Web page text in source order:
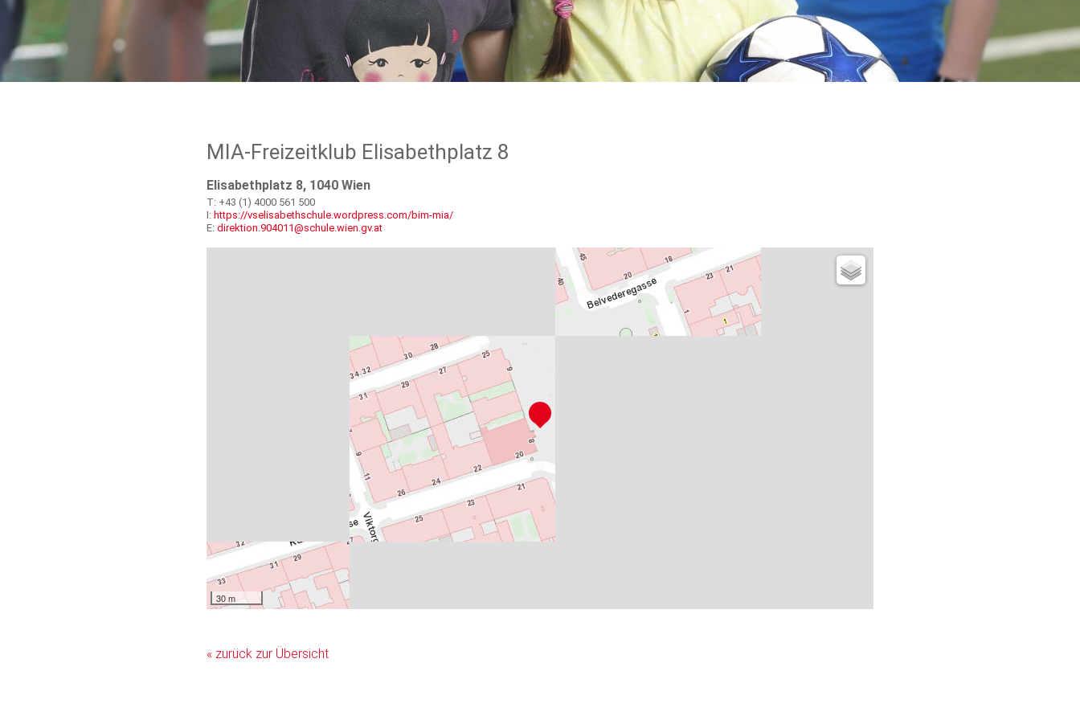
MIA-Freizeitklub Elisabethplatz 8
Elisabethplatz 8, 1040 Wien
T: +43 (1) 4000 561 500
I: https://vselisabethschule.wordpress.com/bim-mia/
E: direktion.904011@schule.wien.gv.at
30 m
« zurück zur Übersicht